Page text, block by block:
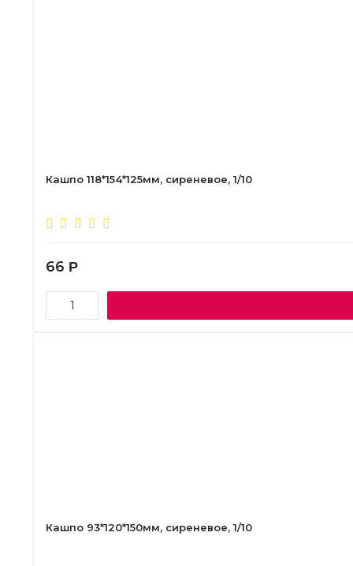
Кашпо 118*154*125мм, сиреневое, 1/10
66 Р
Кашпо 93*120*150мм, сиреневое, 1/10